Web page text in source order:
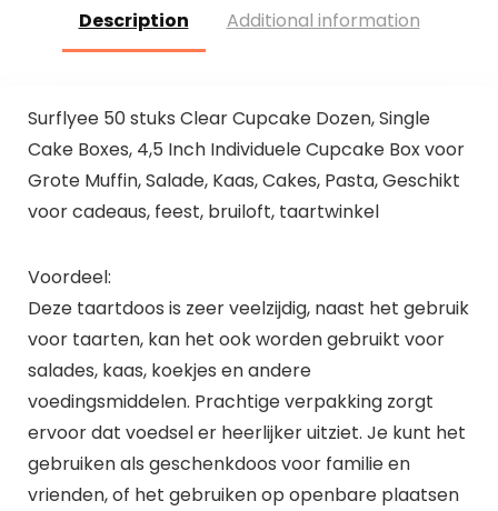
Description Additional information
Surflyee 50 stuks Clear Cupcake Dozen, Single
Cake Boxes, 4,5 Inch Individuele Cupcake Box voor
Grote Muffin, Salade, Kaas, Cakes, Pasta, Geschikt
voor cadeaus, feest, bruiloft, taartwinkel
Voordeel:
Deze taartdoos is zeer veelzijdig, naast het gebruik
voor taarten, kan het ook worden gebruikt voor
salades, kaas, koekjes en andere
voedingsmiddelen. Prachtige verpakking zorgt
ervoor dat voedsel er heerlijker uitziet. Je kunt het
gebruiken als geschenkdoos voor familie en
vrienden, of het gebruiken op openbare plaatsen